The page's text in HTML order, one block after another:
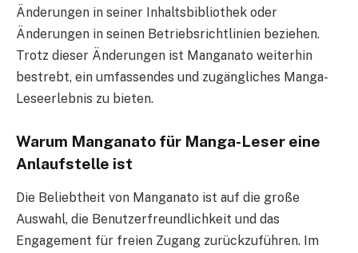
Änderungen in seiner Inhaltsbibliothek oder
Änderungen in seinen Betriebsrichtlinien beziehen.
Trotz dieser Änderungen ist Manganato weiterhin
bestrebt, ein umfassendes und zugängliches Manga-
Leseerlebnis zu bieten.
Warum Manganato für Manga-Leser eine
Anlaufstelle ist
Die Beliebtheit von Manganato ist auf die große
Auswahl, die Benutzerfreundlichkeit und das
Engagement für freien Zugang zurückzuführen. Im